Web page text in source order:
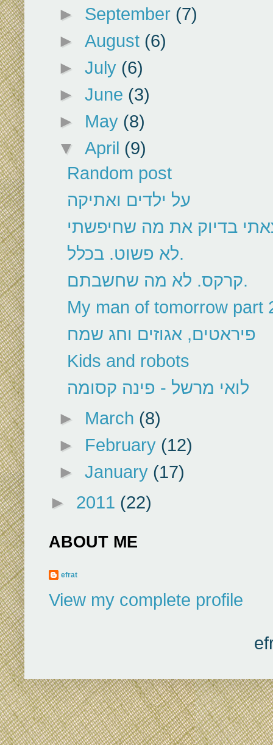
► September (7)
►August (6)
►July (6)
►June (3)
► May (8)
▼April (9)
Random post
על ילדים ואתיקה
לא פשוט. בכלל.
קרקס. לא מה שחשבתם.
My man of tomorrow part
פיראטים, אגוזים וחג שמח
Kids and robots
לואי מרשל - פינה קסומה
► March (8)
► February (12)
►January (17)
► 2011 (22)
ABOUT ME
efrat
View my complete profile